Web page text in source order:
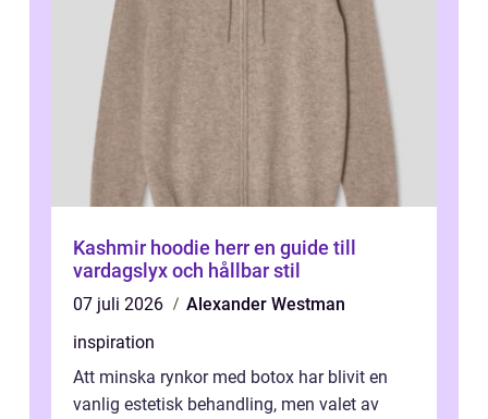
Kashmir hoodie herr en guide till
vardagslyx och hållbar stil
07 juli 2026
Alexander Westman
inspiration
Att minska rynkor med botox har blivit en
vanlig estetisk behandling, men valet av